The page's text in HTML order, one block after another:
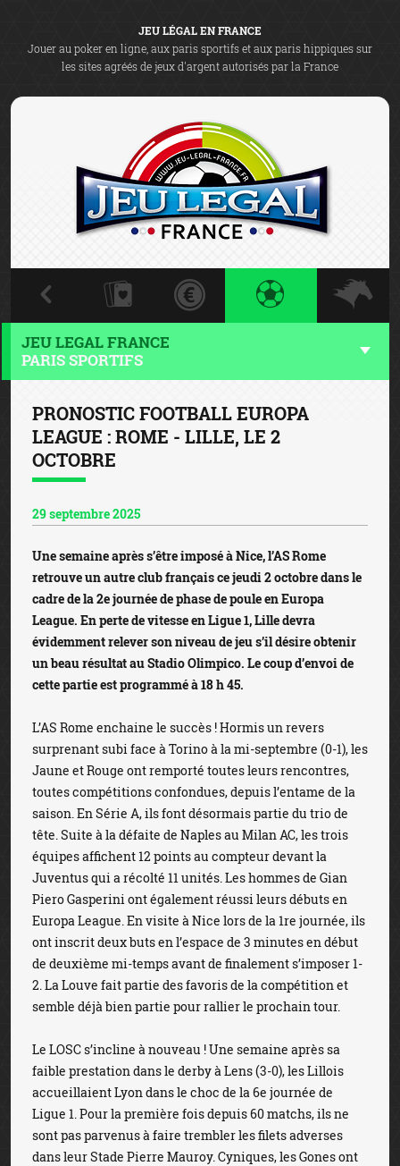
JEU LÉGAL EN FRANCE
Jouer au poker en ligne, aux paris sportifs et aux paris hippiques sur
les sites agréés de jeux d'argent autorisés par la France
JEU LEGAL FRANCE
PARIS SPORTIFS
PRONOSTIC FOOTBALL EUROPA
LEAGUE : ROME - LILLE, LE 2
OCTOBRE
29 septembre 2025
Une semaine après s’être imposé à Nice, l’AS Rome
retrouve un autre club français ce jeudi 2 octobre dans le
cadre de la 2e journée de phase de poule en Europa
League. En perte de vitesse en Ligue 1, Lille devra
évidemment relever son niveau de jeu s’il désire obtenir
un beau résultat au Stadio Olimpico. Le coup d’envoi de
cette partie est programmé à 18 h 45.
L’AS Rome enchaine le succès ! Hormis un revers
surprenant subi face à Torino à la mi-septembre (0-1), les
Jaune et Rouge ont remporté toutes leurs rencontres,
toutes compétitions confondues, depuis l’entame de la
saison. En Série A, ils font désormais partie du trio de
tête. Suite à la défaite de Naples au Milan AC, les trois
équipes affichent 12 points au compteur devant la
Juventus qui a récolté 11 unités. Les hommes de Gian
Piero Gasperini ont également réussi leurs débuts en
Europa League. En visite à Nice lors de la 1re journée, ils
ont inscrit deux buts en l’espace de 3 minutes en début
de deuxième mi-temps avant de finalement s’imposer 1-
2. La Louve fait partie des favoris de la compétition et
semble déjà bien partie pour rallier le prochain tour.
Le LOSC s’incline à nouveau ! Une semaine après sa
faible prestation dans le derby à Lens (3-0), les Lillois
accueillaient Lyon dans le choc de la 6e journée de
Ligue 1. Pour la première fois depuis 60 matchs, ils ne
sont pas parvenus à faire trembler les filets adverses
dans leur Stade Pierre Mauroy. Cyniques, les Gones ont